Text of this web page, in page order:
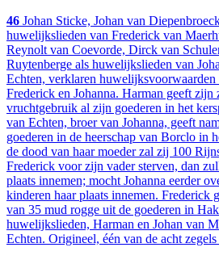
46 Johan Sticke, Johan van
huwelijkslieden van Frederick van
Reynolt van Coevorde, Dirck van
Ruytenberge als huwelijkslieden van
Echten, verklaren huwelijksvoorwaarden
Frederick en Johanna. Harman geeft zijn
vruchtgebruik al zijn goederen in het
van Echten, broer van Johanna, geeft
goederen in de heerschap van Borclo in
de dood van haar moeder zal zij 100
Frederick voor zijn vader sterven, dan
plaats innemen; mocht Johanna eerder
kinderen haar plaats innemen. Frederick
van 35 mud rogge uit de goederen in
huwelijkslieden, Harman en Johan van
Echten. Origineel, één van de acht